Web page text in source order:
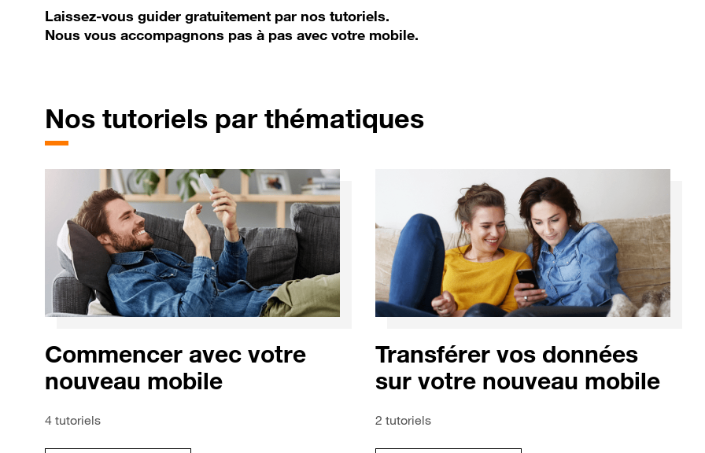
Laissez-vous guider gratuitement par nos tutoriels.
Nous vous accompagnons pas à pas avec votre mobile.
Nos tutoriels par thématiquespour Apple iPhone 12
Commencer avec votre
nouveau mobile
4 tutoriels
Transférer vos données
sur votre nouveau mobile
2 tutoriels